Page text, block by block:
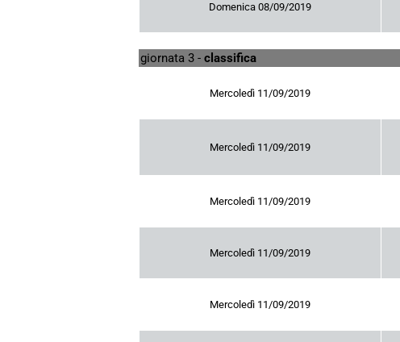
Domenica 08/09/2019
giornata 3 - classifica
Mercoledì 11/09/2019
Mercoledì 11/09/2019
Mercoledì 11/09/2019
Mercoledì 11/09/2019
Mercoledì 11/09/2019